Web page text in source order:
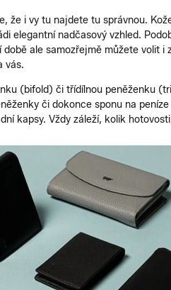
že i vy tu najdete tu správnou.
elegantní nadčasový vzhled.
ale samozřejmě můžete volit
vás.
(bifold) či třídílnou peněženku
či dokonce sponu na
kapsy. Vždy záleží, kolik